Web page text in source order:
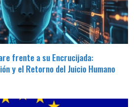
frente a su Encrucijada:
y el Retorno del Juicio Humano